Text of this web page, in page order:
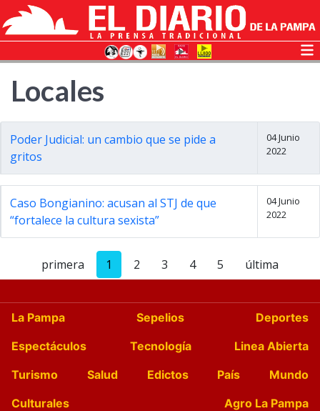
Locales
Poder Judicial: un cambio que se pide a
gritos
04 Junio
2022
Caso Bongianino: acusan al STJ de que
“fortalece la cultura sexista”
04 Junio
2022
primera 1 2 3 4 5 última
La Pampa Sepelios
Deportes
Espectáculos
Tecnología
Linea Abierta
Turismo
Salud Edictos País
Mundo
Culturales
Agro La Pampa